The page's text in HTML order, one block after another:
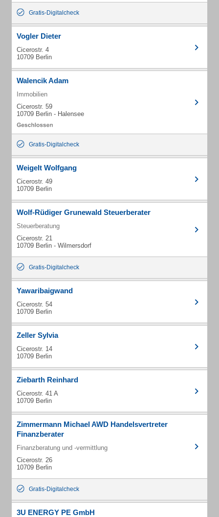
Gratis-Digitalcheck
Vogler Dieter
Cicerostr. 4
10709 Berlin
Walencik Adam
Immobilien
Cicerostr. 59
10709 Berlin - Halensee
Gratis-Digitalcheck
Weigelt Wolfgang
Cicerostr. 49
10709 Berlin
Wolf-Rüdiger Grunewald Steuerberater
Steuerberatung
Cicerostr. 21
10709 Berlin - Wilmersdorf
Gratis-Digitalcheck
Yawaribaigwand
Cicerostr. 54
10709 Berlin
Zeller Sylvia
Cicerostr. 14
10709 Berlin
Ziebarth Reinhard
Cicerostr. 41 A
10709 Berlin
Zimmermann Michael AWD Handelsvertreter
Finanzberater
Finanzberatung und -vermittlung
Cicerostr. 26
10709 Berlin
Gratis-Digitalcheck
3U ENERGY PE GmbH